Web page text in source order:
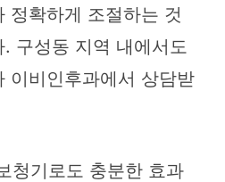
정확하게 조절하는 것
구성동 지역 내에서도
이비인후과에서 상담받
청기로도 충분한 효과